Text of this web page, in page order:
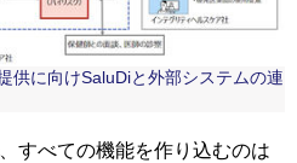
供に向けSaluDiと外部システムの連
すべての機能を作り込むのは